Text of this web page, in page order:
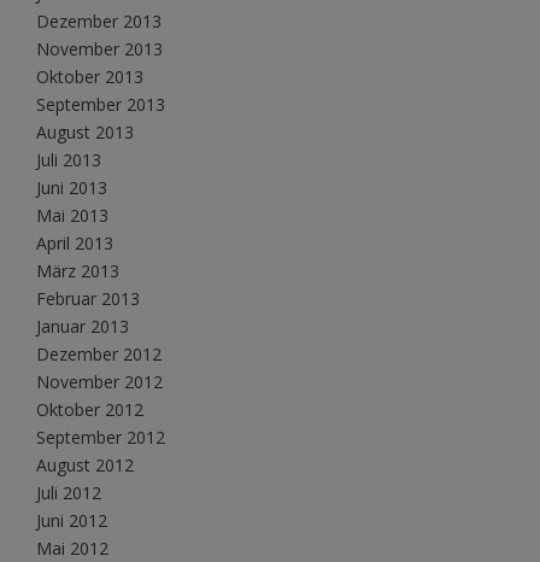
Dezember 2013
November 2013
Oktober 2013
September 2013
August 2013
Juli 2013
Juni 2013
Mai 2013
April 2013
März 2013
Februar 2013
Januar 2013
Dezember 2012
November 2012
Oktober 2012
September 2012
August 2012
Juli 2012
Juni 2012
Mai 2012